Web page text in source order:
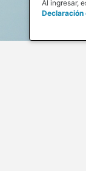
Al ingresar,